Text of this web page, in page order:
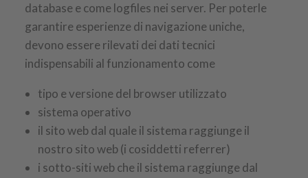
database e come logfiles nei server. Per poterle
garantire esperienze di navigazione uniche,
devono essere rilevati dei dati tecnici
indispensabili al funzionamento come
tipo e versione del browser utilizzato
sistema operativo
il sito web dal quale il sistema raggiunge il
nostro sito web (i cosiddetti referrer)
i sotto-siti web che il sistema raggiunge dal